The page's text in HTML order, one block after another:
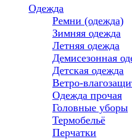
Одежда
Ремни (одежда)
Зимняя одежда
Летняя одежда
Демисезонная
Детская одежда
Ветро-
Одежда прочая
Головные уборы
Термобельё
Перчатки